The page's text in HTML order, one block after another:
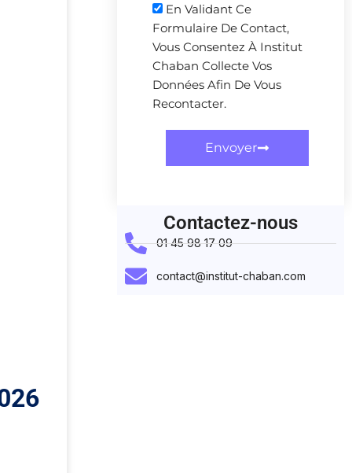
En Validant Ce
Formulaire De Contact,
Vous Consentez À Institut
Chaban Collecte Vos
Données Afin De Vous
Recontacter.
Envoyer
Contactez-nous
01 45 98 17 09
contact@institut-chaban.com